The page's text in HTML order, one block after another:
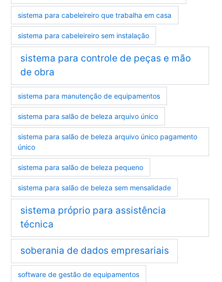
sistema para cabeleireiro que trabalha em casa
sistema para cabeleireiro sem instalação
sistema para controle de peças e mão
de obra
sistema para manutenção de equipamentos
sistema para salão de beleza arquivo único
sistema para salão de beleza arquivo único pagamento
único
sistema para salão de beleza pequeno
sistema para salão de beleza sem mensalidade
sistema próprio para assistência
técnica
soberania de dados empresariais
software de gestão de equipamentos